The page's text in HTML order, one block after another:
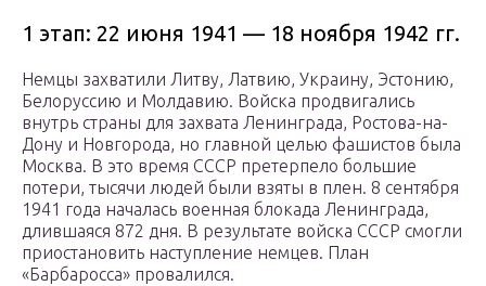
1 этап: 22 июня 1941 — 18 ноября 1942 гг.
Немцы захватили Литву, Латвию, Украину, Эстонию,
Белоруссию и Молдавию. Войска продвигались
внутрь страны для захвата Ленинграда, Ростова-на-
Дону и Новгорода, но главной целью фашистов была
Москва. В это время СССР претерпело большие
потери, тысячи людей были взяты в плен. 8 сентября
1941 года началась военная блокада Ленинграда,
длившаяся 872 дня. В результате войска СССР смогли
приостановить наступление немцев. План
«Барбаросса» провалился.